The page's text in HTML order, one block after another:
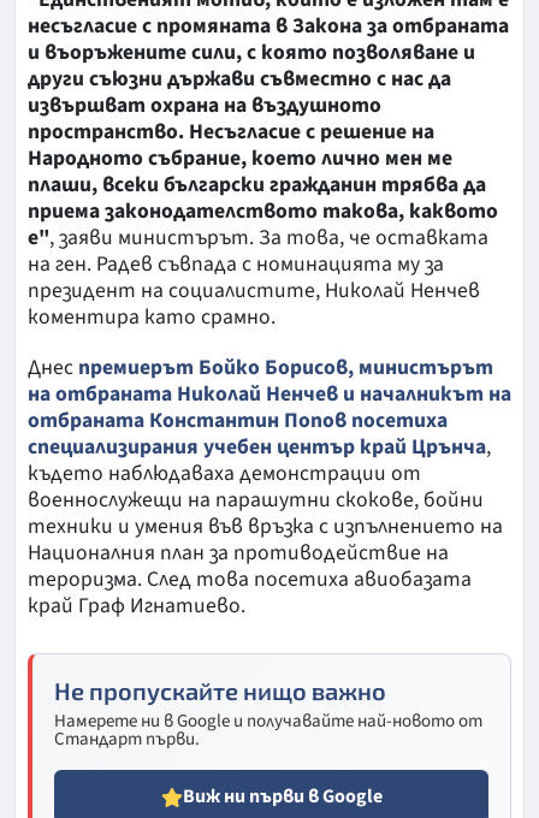
несъгласие с промяната в Закона за отбраната
и въоръжените сили, с която позволяване и
други съюзни държави съвместно с нас да
извършват охрана на въздушното
пространство. Несъгласие с решение на
Народното събрание, което лично мен ме
плаши, всеки български гражданин трябва да
приема законодателството такова, каквото
е", заяви министърът. За това, че оставката
на ген. Радев съвпада с номинацията му за
президент на социалистите, Николай Ненчев
коментира като срамно.
Днес премиерът Бойко Борисов, министърът
на отбраната Николай Ненчев и началникът на
отбраната Константин Попов посетиха
специализирания учебен център край Црънча,
където наблюдаваха демонстрации от
военнослужещи на парашутни скокове, бойни
техники и умения във връзка с изпълнението на
Националния план за противодействие на
тероризма. След това посетиха авиобазата
край Граф Игнатиево.
Не пропускайте нищо важно
Намерете ни в Google и получавайте най-новото от
Стандарт първи.
Виж ни първи в Google